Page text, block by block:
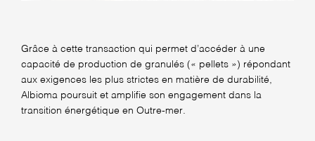
Grâce à cette transaction qui permet d’accéder à une
capacité de production de granulés (« pellets ») répondant
aux exigences les plus strictes en matière de durabilité,
Albioma poursuit et amplifie son engagement dans la
transition énergétique en Outre-mer.